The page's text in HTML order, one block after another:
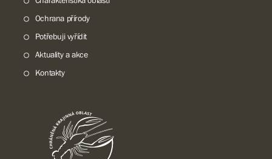
Ochrana přírody
Potřebuji vyřídit
Aktuality a akce
Kontakty